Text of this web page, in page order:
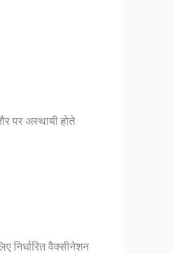
पर अस्थायी होते
निर्धारित वैक्सीनेशन